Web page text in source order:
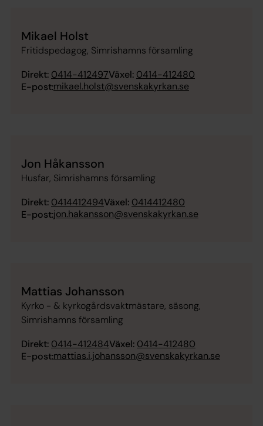
Mikael Holst
Fritidspedagog, Simrishamns församling
Direkt: 0414-412497Växel: 0414-412480
E-post:mikael.holst@svenskakyrkan.se
Jon Håkansson
Husfar, Simrishamns församling
Direkt: 0414412494Växel: 0414412480
E-post:jon.hakansson@svenskakyrkan.se
Mattias Johansson
Kyrko - & kyrkogårdsvaktmästare, säsong,
Simrishamns församling
Direkt: 0414-412484Växel: 0414-412480
E-post:mattias.i.johansson@svenskakyrkan.se